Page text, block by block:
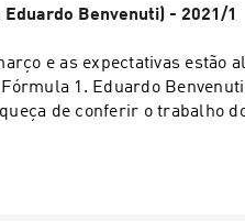
Benvenuti) - 2021/1
e as expectativas estão
1. Eduardo Benvenuti
de conferir o trabalho